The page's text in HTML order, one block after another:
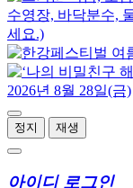
정지 재생
아이디 로그인